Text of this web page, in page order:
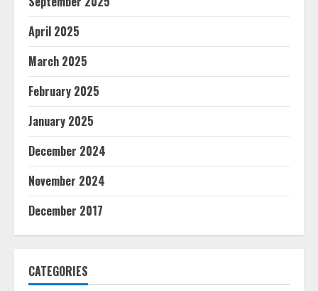
April 2025
March 2025
February 2025
January 2025
December 2024
November 2024
December 2017
CATEGORIES